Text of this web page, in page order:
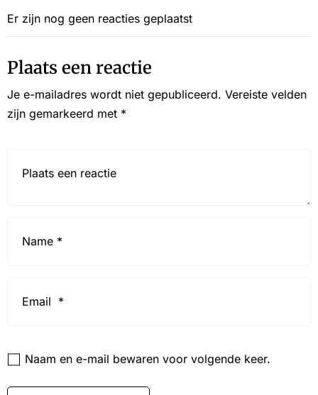
Er zijn nog geen reacties geplaatst
Plaats een reactie
Je e-mailadres wordt niet gepubliceerd. Vereiste velden
zijn gemarkeerd met *
Naam en e-mail bewaren voor volgende keer.